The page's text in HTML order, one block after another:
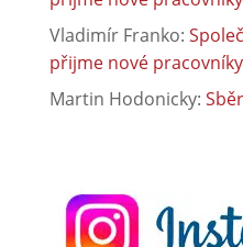
Vladimír Franko:
přijme nové
Martin Hodonicky: